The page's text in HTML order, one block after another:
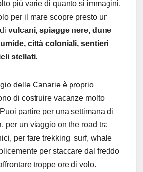
più varie di quanto si immagini.
per il mare scopre presto un
vulcani, spiagge nere, dune
città coloniali, sentieri
stellati.
delle Canarie è proprio
di costruire vacanze molto
partire per una settimana di
per un viaggio on the road tra
per fare trekking, surf, whale
per staccare dal freddo
troppe ore di volo.